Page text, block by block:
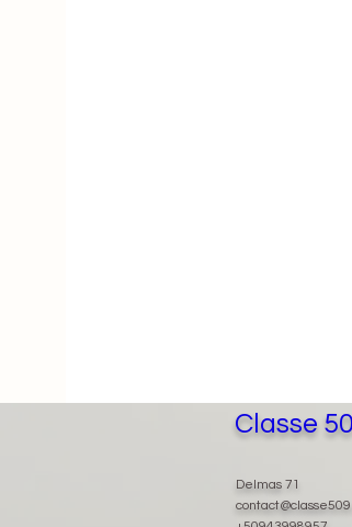
Classe
Delmas 71